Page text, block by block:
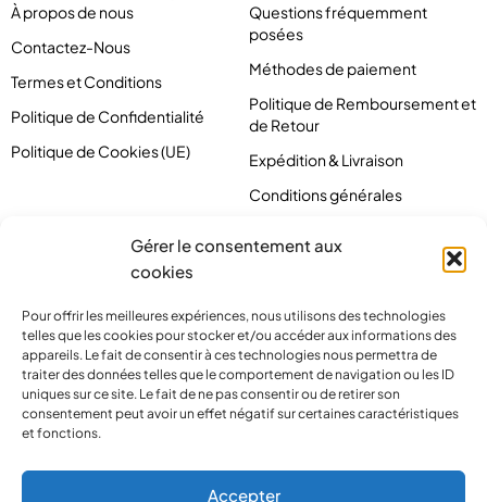
Gérer le consentement aux
cookies
Pour offrir les meilleures expériences, nous utilisons des technologies
telles que les cookies pour stocker et/ou accéder aux informations des
appareils. Le fait de consentir à ces technologies nous permettra de
traiter des données telles que le comportement de navigation ou les ID
uniques sur ce site. Le fait de ne pas consentir ou de retirer son
consentement peut avoir un effet négatif sur certaines caractéristiques
et fonctions.
Accepter
contact@pirlove.com
À propos de nous
Contactez-Nous
Termes et Conditions
Politique de Confidentialité
Politique de Cookies (UE)
Questions fréquemment
posées
Méthodes de paiement
Politique de Remboursement et
de Retour
Expédition & Livraison
Conditions générales